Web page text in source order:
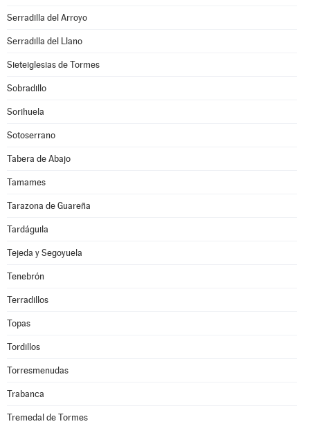
Serradilla del Arroyo
Serradilla del Llano
Sieteiglesias de Tormes
Sobradillo
Sorihuela
Sotoserrano
Tabera de Abajo
Tamames
Tarazona de Guareña
Tardáguila
Tejeda y Segoyuela
Tenebrón
Terradillos
Topas
Tordillos
Torresmenudas
Trabanca
Tremedal de Tormes